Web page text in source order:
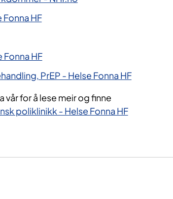
HF
HF
PrEP - Helse Fonna HF
vår for å lese meir og finne
poliklinikk - Helse Fonna HF